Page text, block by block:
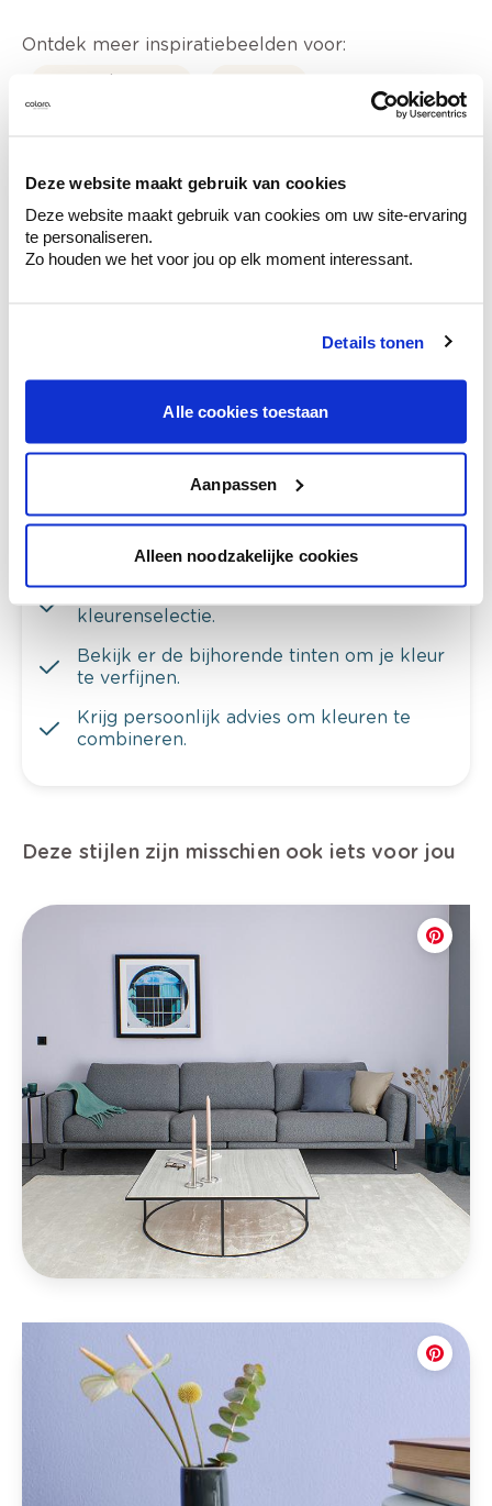
Deze website maakt gebruik van cookies
Deze website maakt gebruik van cookies om uw site-ervaring
te personaliseren.
Zo houden we het voor jou op elk moment interessant.
Details tonen
Alle cookies toestaan
Aanpassen
Alleen noodzakelijke cookies
Ontdek meer inspiratiebeelden voor:
Kleuradvies aan huis
en je meubels.
Krijg ineens een technologische check-up
van je muren.
Bekijk je kleur in de winkel
Ontdek er kleurechte stalen van je
kleurenselectie.
Bekijk er de bijhorende tinten om je kleur
te verfijnen.
Krijg persoonlijk advies om kleuren te
combineren.
Deze stijlen zijn misschien ook iets voor jou